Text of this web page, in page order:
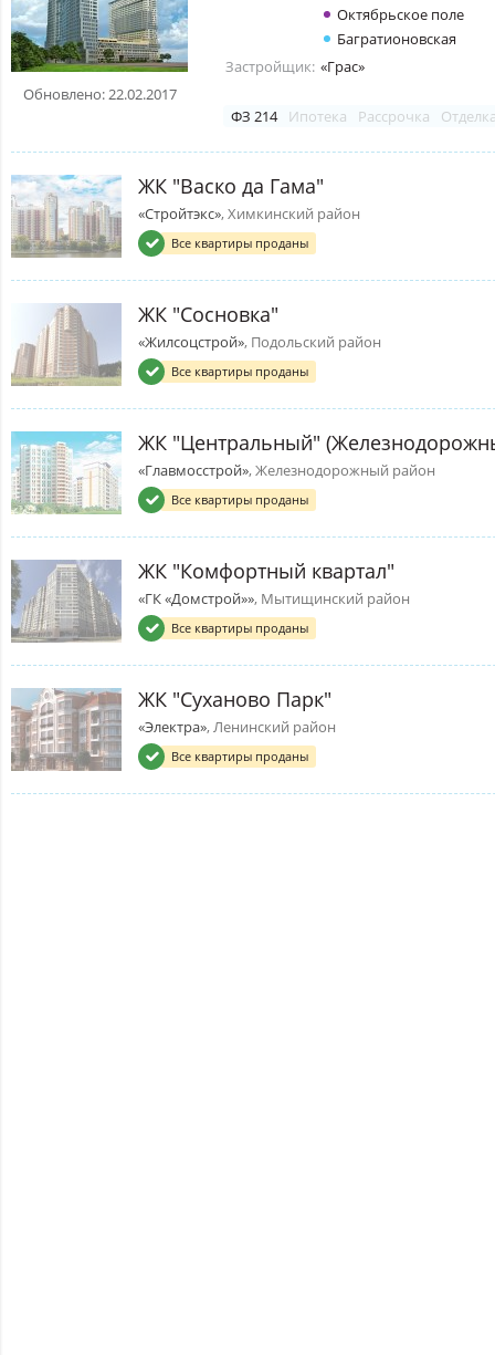
Обновлено: 22.02.2017
Октябрьское поле
Багратионовская
Застройщик: «Грас»
ФЗ 214 Ипотека Рассрочка
ЖК "Васко да Гама"
«Стройтэкс», Химкинский район
Все квартиры проданы
ЖК "Сосновка"
«Жилсоцстрой», Подольский район
Все квартиры проданы
ЖК "Центральный"
«Главмосстрой», Железнодорожный район
Все квартиры проданы
ЖК "Комфортный квартал"
«ГК «Домстрой»», Мытищинский район
Все квартиры проданы
ЖК "Суханово Парк"
«Электра», Ленинский район
Все квартиры проданы